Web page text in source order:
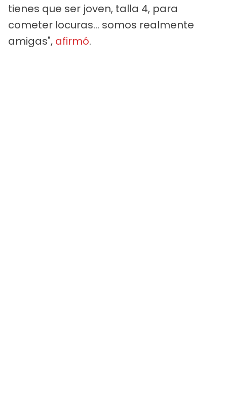
tienes que ser joven, talla 4, para
cometer locuras... somos realmente
amigas", afirmó.